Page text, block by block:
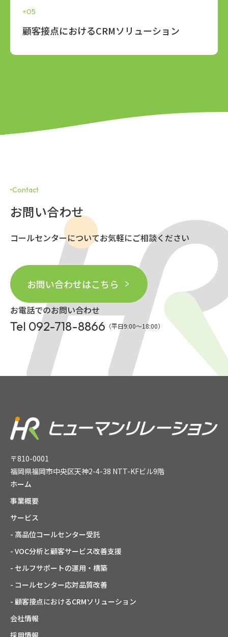
05
顧客接点におけるCRMソリューション
Contact
お問い合わせ
コールセンターについてお気軽にご相談ください
お問い合わせはこちら
お電話でのお問い合わせ
Tel 092-718-8866 （平日9:00〜18:00）
〒810-0001
福岡県福岡市中央区天神2-4-38 NTT-KFビル9階
ホーム
事業概要
サービス
- 高品位コールセンター受託
- VOC分析と顧客サービス改善支援
- セルフサポートの運用・構築
- コールセンター応対品質改善
- 顧客接点におけるCRMソリューション
会社情報